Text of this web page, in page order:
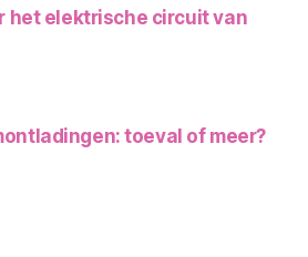
het elektrische circuit van
toeval of meer?